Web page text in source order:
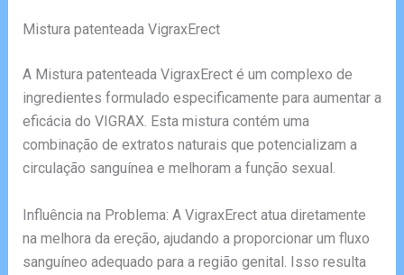
Mistura patenteada VigraxErect
A Mistura patenteada VigraxErect é um complexo de
ingredientes formulado especificamente para aumentar a
eficácia do VIGRAX. Esta mistura contém uma
combinação de extratos naturais que potencializam a
circulação sanguínea e melhoram a função sexual.
Influência na Problema: A VigraxErect atua diretamente
na melhora da ereção, ajudando a proporcionar um fluxo
sanguíneo adequado para a região genital. Isso resulta